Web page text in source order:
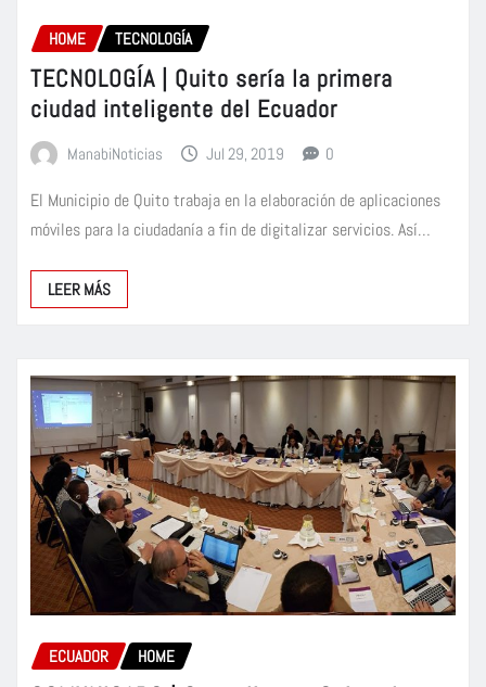
HOME TECNOLOGÍA
TECNOLOGÍA | Quito sería la primera
ciudad inteligente del Ecuador
ManabiNoticias Jul 29, 2019 0
El Municipio de Quito trabaja en la elaboración de aplicaciones
móviles para la ciudadanía a fin de digitalizar servicios. Así…
LEER MÁS
ECUADOR HOME